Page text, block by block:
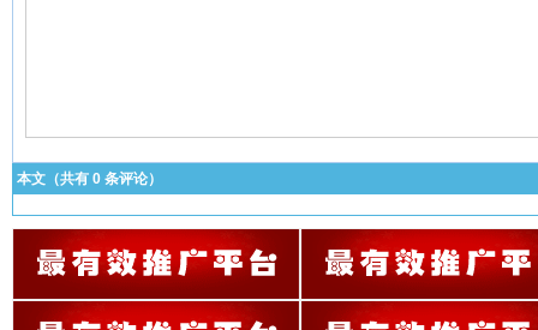
本文（共有 0 条评论）